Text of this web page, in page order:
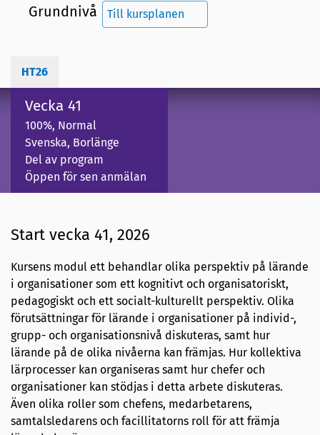
Grundnivå
Till kursplanen
HT26
Vecka 41
100%, Normal
Svenska, Borlänge
Del av program
Öppen för sen anmälan
Start vecka 41, 2026
Kursens modul ett behandlar olika perspektiv på lärande
i organisationer som ett kognitivt och organisatoriskt,
pedagogiskt och ett socialt-kulturellt perspektiv. Olika
förutsättningar för lärande i organisationer på individ-,
grupp- och organisationsnivå diskuteras, samt hur
lärande på de olika nivåerna kan främjas. Hur kollektiva
lärprocesser kan organiseras samt hur chefer och
organisationer kan stödjas i detta arbete diskuteras.
Även olika roller som chefens, medarbetarens,
samtalsledarens och facillitatorns roll för att främja